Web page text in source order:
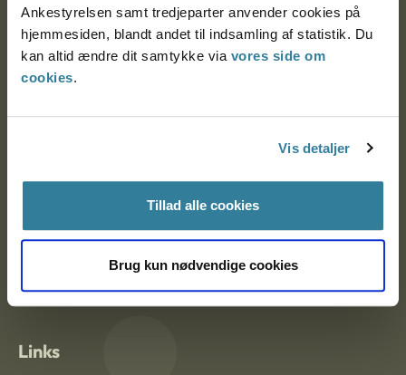
Ankestyrelsen samt tredjeparter anvender cookies på
hjemmesiden, blandt andet til indsamling af statistik. Du
kan altid ændre dit samtykke via vores side om
cookies.
Vis detaljer
Tillad alle cookies
Brug kun nødvendige cookies
Ankestyrelsen Aalborg
Ankestyrelsen København
Om Ankestyrelsen
Om Ankestyrelsen
Blanketter og kontaktformularer
Links